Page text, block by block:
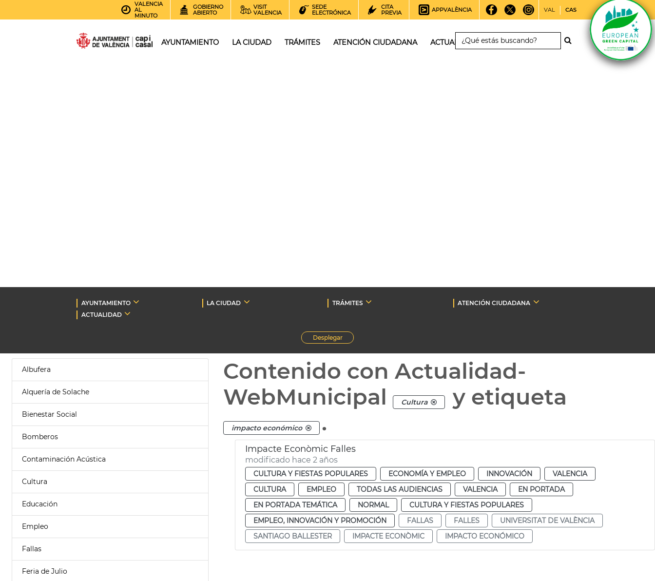
VALENCIA
AL
MINUTO
GOBIERNO
ABIERTO
VISIT
VALENCIA
SEDE
ELECTRÓNICA
CITA
PREVIA
APPVALÈNCIA VAL CAS
AYUNTAMIENTO LA CIUDAD TRÁMITES ATENCIÓN CIUDADANA ACTUALIDAD
AYUNTAMIENTO LA CIUDAD TRÁMITES
ATENCIÓN CIUDADANA
ACTUALIDAD
Desplegar
Albufera
Alquería de Solache
Bienestar Social
Bomberos
Contaminación Acústica
Cultura
Educación
Empleo
Fallas
Feria de Julio
Contenido con Actualidad-
WebMunicipal
Cultura y etiqueta
impacto económico .
Impacte Econòmic Falles
modificado hace 2 años
CULTURA Y FIESTAS POPULARES ECONOMÍA Y EMPLEO INNOVACIÓN
VALENCIA
CULTURA
EMPLEO TODAS LAS AUDIENCIAS VALENCIA
EN PORTADA
EN PORTADA TEMÁTICA
NORMAL
CULTURA Y FIESTAS POPULARES
EMPLEO, INNOVACIÓN Y PROMOCIÓN
FALLAS FALLES
UNIVERSITAT DE VALÈNCIA
SANTIAGO BALLESTER
IMPACTE ECONÒMIC IMPACTO ECONÓMICO